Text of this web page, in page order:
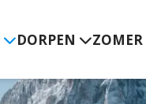
DORPEN ZOMER